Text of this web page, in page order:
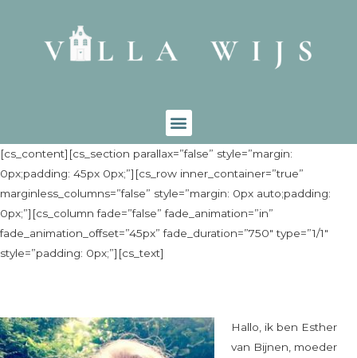
[cs_content][cs_section parallax=”false” style=”margin:
0px;padding: 45px 0px;”][cs_row inner_container=”true”
marginless_columns=”false” style=”margin: 0px auto;padding:
0px;”][cs_column fade=”false” fade_animation=”in”
fade_animation_offset=”45px” fade_duration=”750″ type=”1/1″
style=”padding: 0px;”][cs_text]
Hallo, ik ben Esther
van Bijnen, moeder